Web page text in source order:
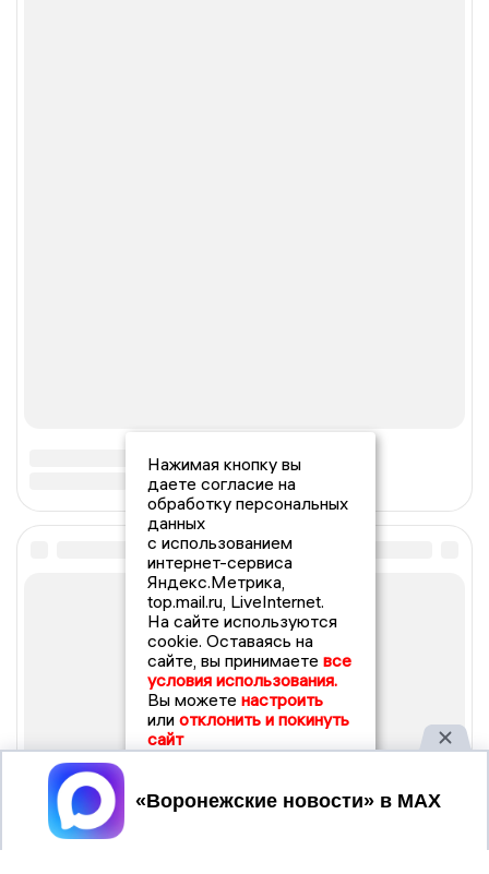
Нажимая кнопку вы
даете согласие на
обработку персональных
данных
с использованием
интернет-сервиса
Яндекс.Метрика,
top.mail.ru, LiveInternet.
На сайте используются
cookie. Оставаясь на
сайте, вы принимаете все
условия использования.
Вы можете настроить
или отклонить и покинуть
сайт
Принять